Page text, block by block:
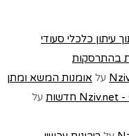
עיתון כלכלי סעודי
בהתרסקות
על אומנות המשא ומתן
על